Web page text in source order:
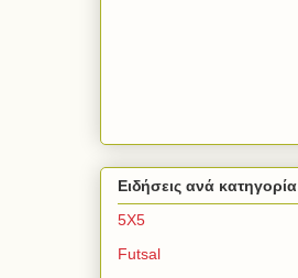
Ειδήσεις ανά κατηγορία
5Χ5
Futsal